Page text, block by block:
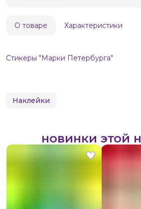
О товаре Характеристики
Стикеры "Марки Петербурга"
Наклейки
новинки этой